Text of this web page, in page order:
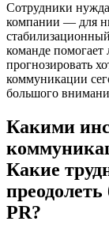
Сотрудники
компании — для
команде помогает
прогнозировать
коммуникации
большого
Какими
Какие
PR?